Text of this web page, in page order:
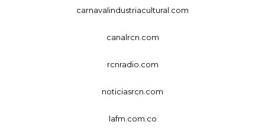
carnavalindustriacultural.com
canalrcn.com
rcnradio.com
noticiasrcn.com
lafm.com.co